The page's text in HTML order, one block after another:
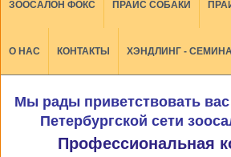
ЗООСАЛОН ФОКС ПРАЙС СОБАКИ
О НАС КОНТАКТЫ ХЭНДЛИНГ -
Мы рады приветствовать вас
Петербургской сети
Профессиональная